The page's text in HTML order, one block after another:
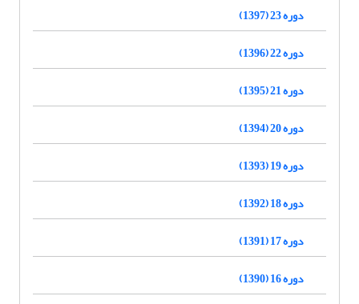
دوره 23 (1397)
دوره 22 (1396)
دوره 21 (1395)
دوره 20 (1394)
دوره 19 (1393)
دوره 18 (1392)
دوره 17 (1391)
دوره 16 (1390)